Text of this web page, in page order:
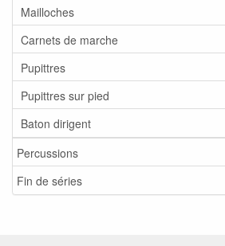
Mailloches
Carnets de marche
Pupittres
Pupittres sur pied
Baton dirigent
Percussions
Fin de séries